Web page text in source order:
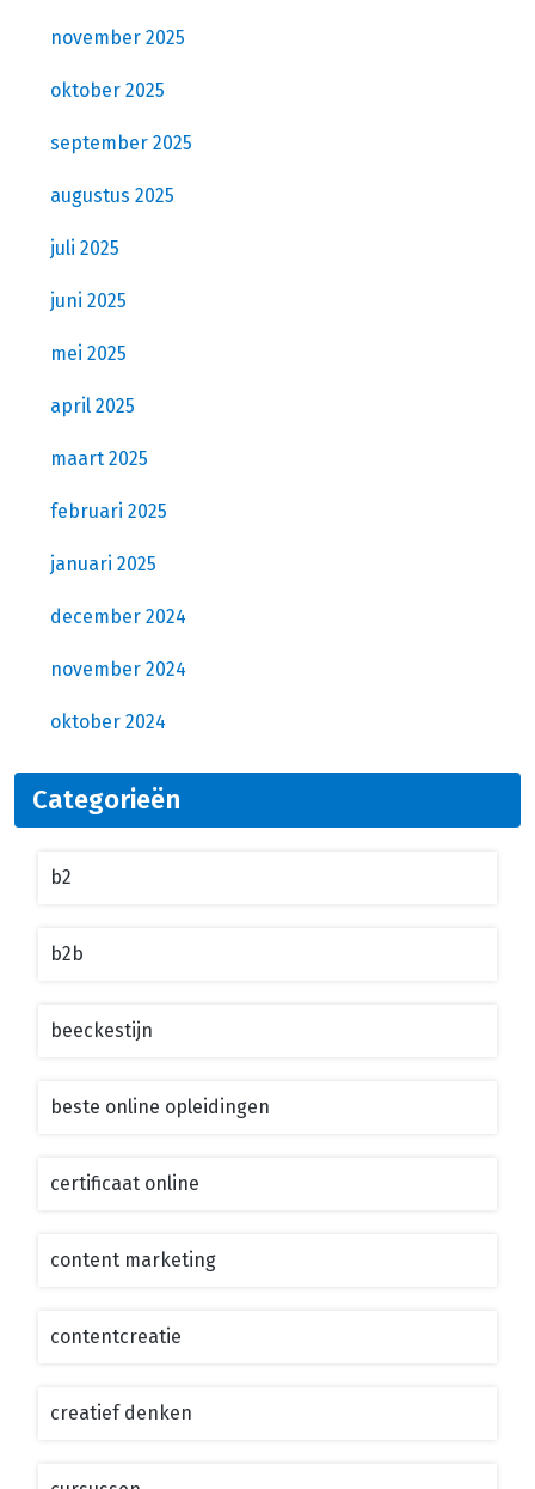
november 2025
oktober 2025
september 2025
augustus 2025
juli 2025
juni 2025
mei 2025
april 2025
maart 2025
februari 2025
januari 2025
december 2024
november 2024
oktober 2024
Categorieën
b2
b2b
beeckestijn
beste online opleidingen
certificaat online
content marketing
contentcreatie
creatief denken